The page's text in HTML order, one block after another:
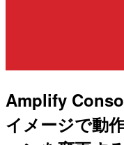
Amplify
イメージで動